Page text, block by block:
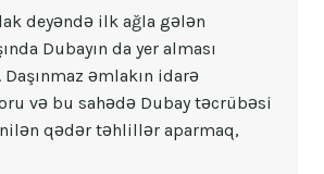
deyəndə ilk ağla gələn
Dubayın da yer alması
əmlakın idarə
və bu sahədə Dubay təcrübəsi
qədər təhlillər aparmaq,